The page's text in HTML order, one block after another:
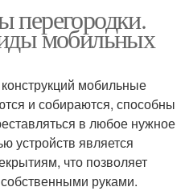
перегородки.
мобильных
мобильные
и собираются, способны
в любое нужное
устройств является
что позволяет
руками.